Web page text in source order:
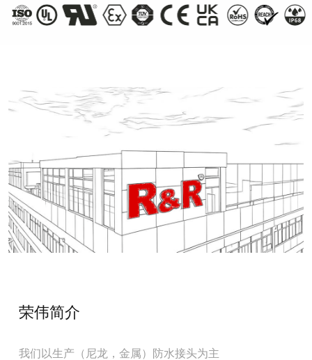
荣伟简介
我们以生产（尼龙，金属）防水接头为主